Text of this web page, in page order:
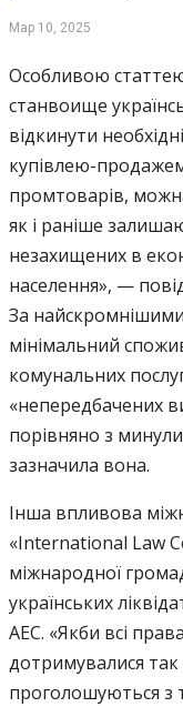
Мар 10, 2025
Особливою статтею
станвоище
відкинути
купівлею-
промтоварів,
як і раніше
незахищених в
населення», —
За найскромнішими
мінімальний
комунальних
«непередбачених
порівняно з
зазначила вона.
Інша впливова
«International Law
міжнародної
українських
АЕС. «Якби всі
дотримувалися
проголошуються з